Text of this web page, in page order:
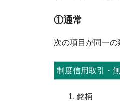
①通常
次の項目が同一
制度信用取引・
銘柄